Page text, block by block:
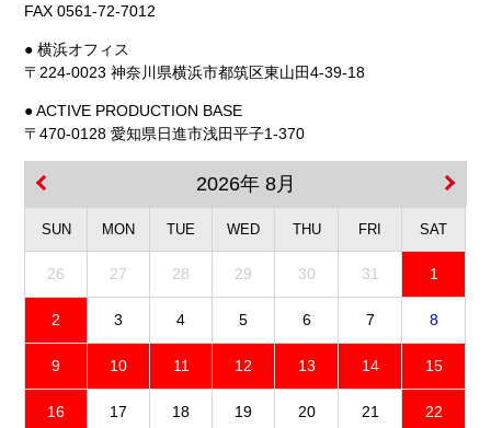
FAX 0561-72-7012
● 横浜オフィス
〒224-0023 神奈川県横浜市都筑区東山田4-39-18
● ACTIVE PRODUCTION BASE
〒470-0128 愛知県日進市浅田平子1-370
2026年 8月
SUN MON TUE WED THU FRI SAT
26 27 28 29 30 31 1
2 3 4 5 6 7 8
9 10 11 12 13 14 15
16 17 18 19 20 21 22